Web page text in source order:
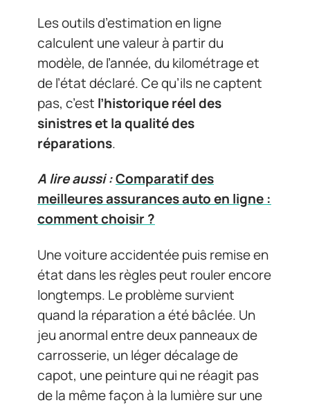
Les outils d’estimation en ligne
calculent une valeur à partir du
modèle, de l’année, du kilométrage et
de l’état déclaré. Ce qu’ils ne captent
pas, c’est l’historique réel des
sinistres et la qualité des
réparations.
A lire aussi :Comparatif des
meilleures assurances auto en ligne :
comment choisir ?
Une voiture accidentée puis remise en
état dans les règles peut rouler encore
longtemps. Le problème survient
quand la réparation a été bâclée. Un
jeu anormal entre deux panneaux de
carrosserie, un léger décalage de
capot, une peinture qui ne réagit pas
de la même façon à la lumière sur une